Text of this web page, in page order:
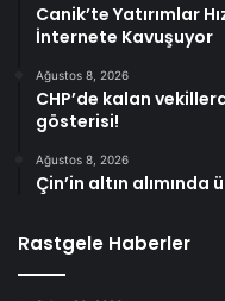
Canik’te Yatırımlar
İnternete Kavuşuyor
Ağustos 8, 2026
CHP’de kalan
gösterisi!
Ağustos 8, 2026
Çin’in altın alımında
Rastgele Haberler